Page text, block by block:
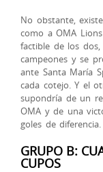
No obstante,
como a OMA
factible de los dos,
campeones y se
ante Santa María
cada cotejo. Y el
supondría de un
OMA y de una
goles de diferencia.
GRUPO B:
CUPOS